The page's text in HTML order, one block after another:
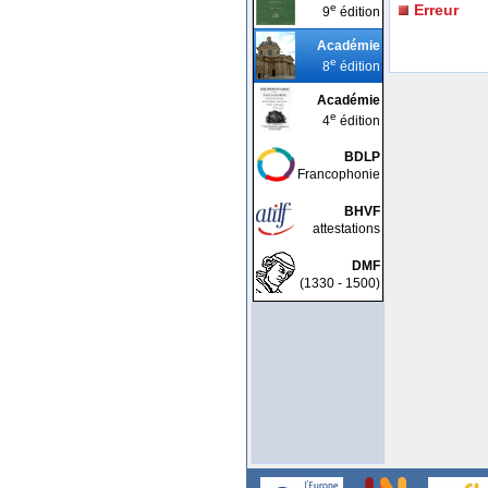
9e édition
Académie
8e édition
Académie
4e édition
BDLP
Francophonie
BHVF
attestations
DMF
(1330 - 1500)
Erreur